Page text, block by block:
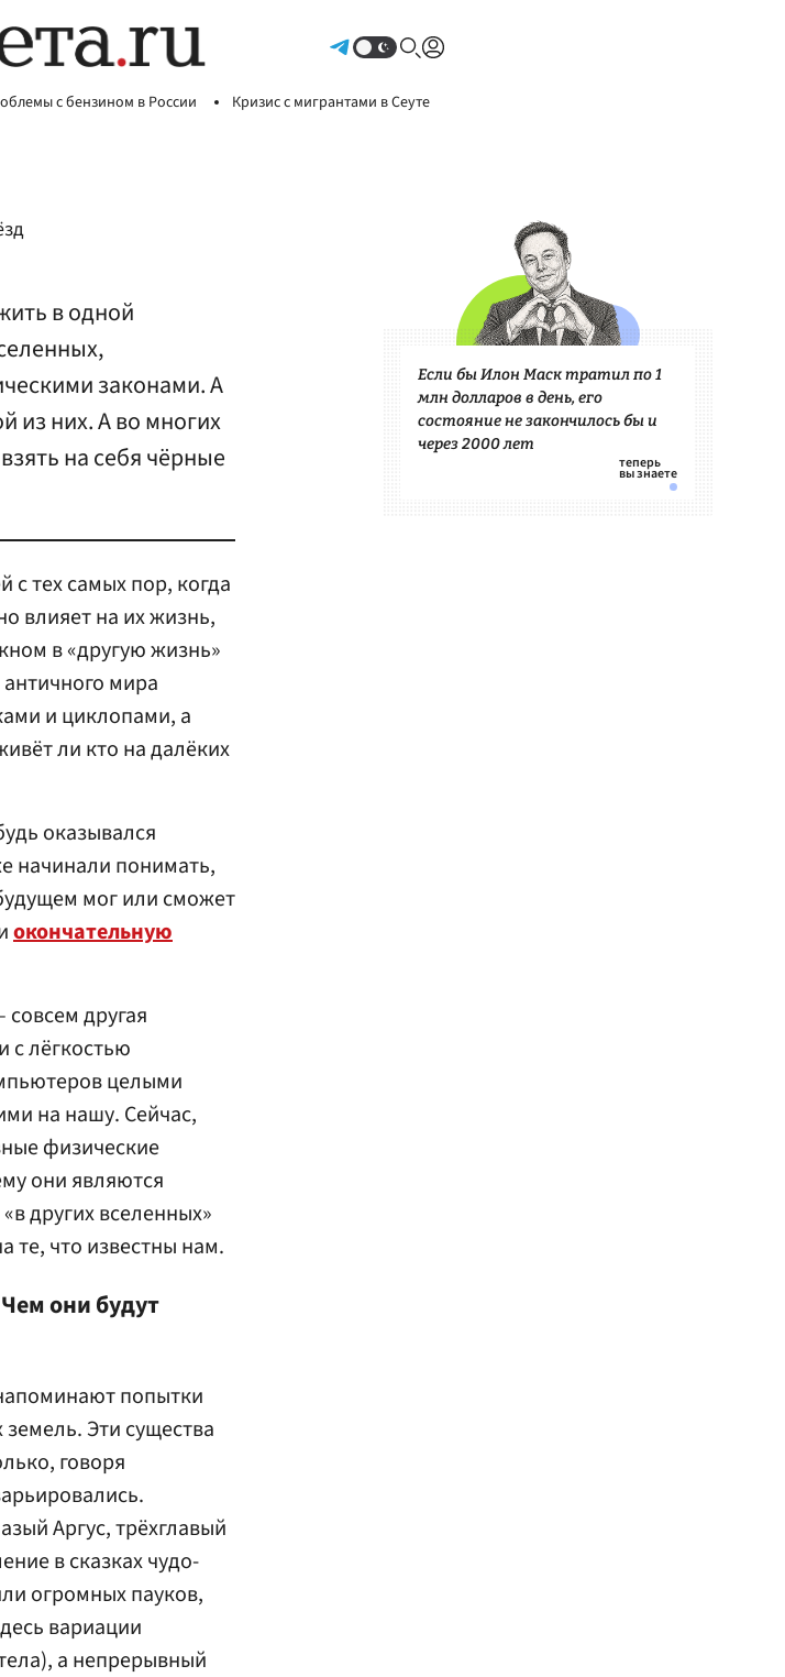
с бензином в России Кризис с мигрантами в Сеуте
в одной
законами. А
из них. А во многих
на себя чёрные
тех самых пор, когда
влияет на их жизнь,
в «другую жизнь»
мира
и циклопами, а
ли кто на далёких
оказывался
начинали понимать,
мог или сможет
окончательную
другая
с лёгкостью
целыми
на нашу. Сейчас,
физические
они являются
других вселенных»
те, что известны нам.
они будут
попытки
Эти существа
говоря
Аргус, трёхглавый
в сказках чудо-
огромных пауков,
вариации
а непрерывный
Если бы Илон Маск тратил по 1
млн долларов в день, его
состояние не закончилось бы и
через 2000 лет